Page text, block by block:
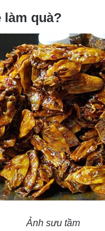
làm quà?
Ảnh sưu tầm